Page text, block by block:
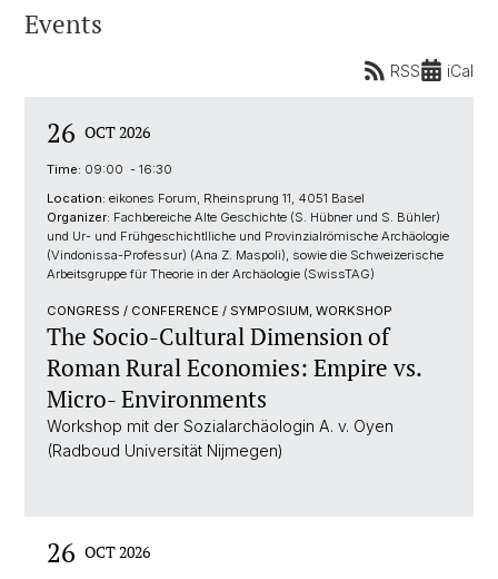
Events
RSS iCal
26 OCT 2026
Time: 09:00 - 16:30
Location: eikones Forum, Rheinsprung 11, 4051 Basel
Organizer: Fachbereiche Alte Geschichte (S. Hübner und S. Bühler)
und Ur- und Frühgeschichtlliche und Provinzialrömische Archäologie
(Vindonissa-Professur) (Ana Z. Maspoli), sowie die Schweizerische
Arbeitsgruppe für Theorie in der Archäologie (SwissTAG)
CONGRESS / CONFERENCE / SYMPOSIUM, WORKSHOP
The Socio-Cultural Dimension of
Roman Rural Economies: Empire vs.
Micro- Environments
Workshop mit der Sozialarchäologin A. v. Oyen
(Radboud Universität Nijmegen)
26 OCT 2026